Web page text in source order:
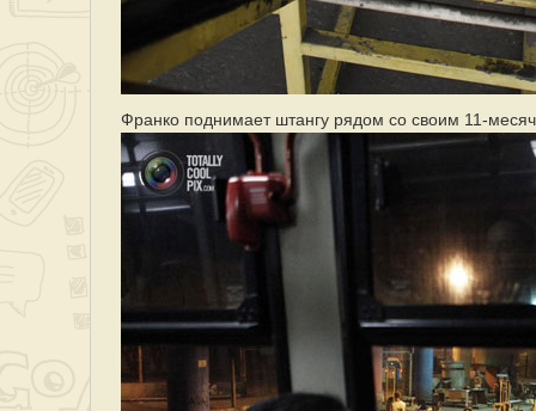
Франко поднимает штангу рядом со своим 11-